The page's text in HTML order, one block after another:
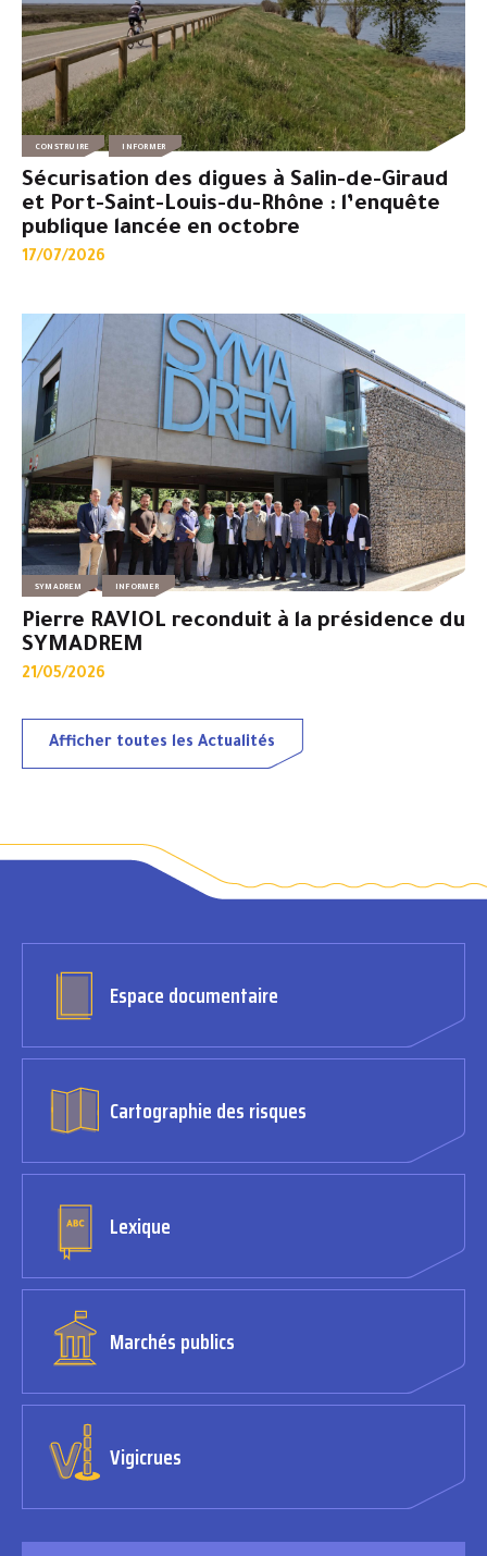
CONSTRUIRE INFORMER
Sécurisation des digues à Salin-de-Giraud
et Port-Saint-Louis-du-Rhône : l’enquête
publique lancée en octobre
17/07/2026
SYMADREM INFORMER
Pierre RAVIOL reconduit à la présidence du
SYMADREM
21/05/2026
Afficher toutes les Actualités
Espace documentaire
Cartographie des risques
Lexique
Marchés publics
Vigicrues